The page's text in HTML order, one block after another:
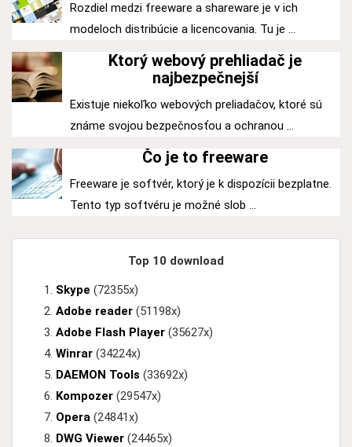
Rozdiel medzi freeware a shareware je v ich
modeloch distribúcie a licencovania. Tu je ...
Ktorý webový prehliadač je
najbezpečnejší
Existuje niekoľko webových preliadačov, ktoré sú
známe svojou bezpečnosťou a ochranou ...
Čo je to freeware
Freeware je softvér, ktorý je k dispozícii bezplatne.
Tento typ softvéru je možné slob ...
Top 10 download
Skype (72355x)
Adobe reader (51198x)
Adobe Flash Player (35627x)
Winrar (34224x)
DAEMON Tools (33692x)
Kompozer (29547x)
Opera (24841x)
DWG Viewer (24465x)